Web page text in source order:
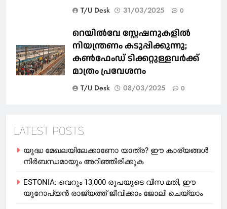
T/U Desk 31/03/2025 0
റെയില്‍വേ സ്റ്റേഷനുകളിൽ
നിയന്ത്രണം കടുപ്പിക്കുന്നു;
കണ്‍ഫേംഡ് ടിക്കറ്റുള്ളവര്‍ക്ക്
മാത്രം പ്രവേശനം
T/U Desk 08/03/2025 0
LATEST POSTS
യുദ്ധ മേഖലയിലേക്കാണോ യാത്ര? ഈ കാര്യങ്ങള്‍
നിര്‍ബന്ധമായും അറിഞ്ഞിരിക്കുക
ESTONIA: വെറും 13,000 രൂപയുടെ വീസ മതി, ഈ
യൂറോപ്യന്‍ രാജ്യത്ത് ജീവിക്കാം ജോലി ചെയ്യാം